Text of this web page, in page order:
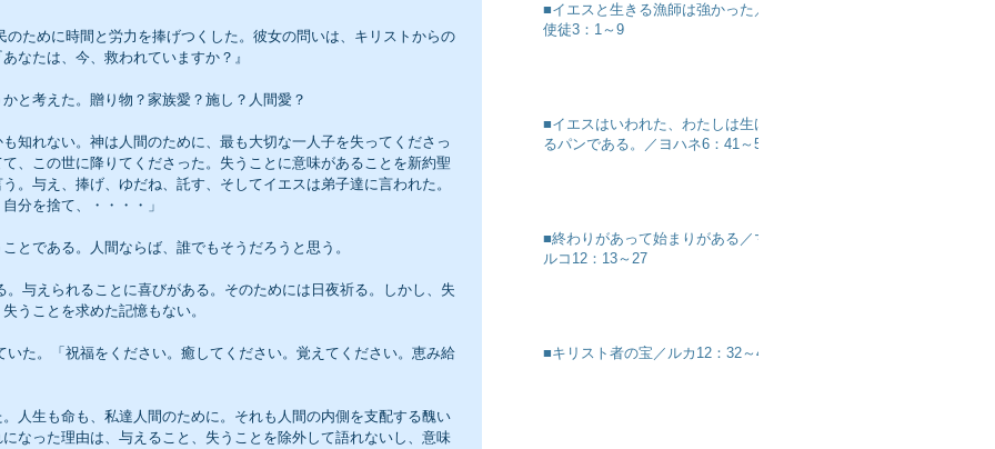
なたは、今、救われていますか？』
と考えた。贈り物？家族愛？施し？人間愛？
知れない。神は人間のために、最も大切な一人子を失ってくださっ
、この世に降りてくださった。失うことに意味があることを新約聖
。与え、捧げ、ゆだね、託す、そしてイエスは弟子達に言われた。
分を捨て、・・・・」
とである。人間ならば、誰でもそうだろうと思う。
うことを求めた記憶もない。
人生も命も、私達人間のために。それも人間の内側を支配する醜い
なった理由は、与えること、失うことを除外して語れないし、意味
■イエスと生きる漁師は強かった／
使徒3：1～9
■イエスはいわれた、わたしは生け
るパンである。／ヨハネ6：41～51
■終わりがあって始まりがある／マ
ルコ12：13～27
■キリスト者の宝／ルカ12：32～40